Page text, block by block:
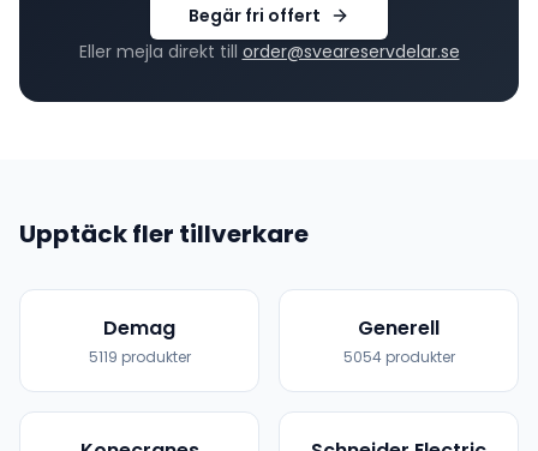
Begär fri offert
Eller mejla direkt till order@sveareservdelar.se
Upptäck fler tillverkare
Demag
5119 produkter
Generell
5054produkter